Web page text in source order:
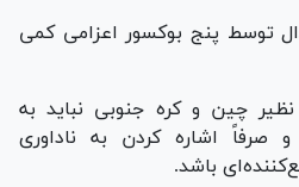
توسط پنج بوکسور اعزامی کمی
چین و کره جنوبی نباید به
صرفاً اشاره کردن به ناداوری
باشد.